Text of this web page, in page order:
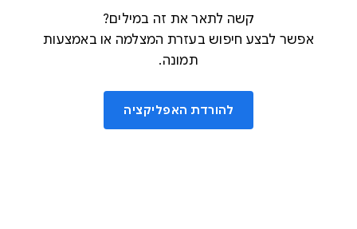
קשה לתאר את זה במילים?
אפשר לבצע חיפוש בעזרת המצלמה או באמצעות
תמונה.
להורדת האפליקציה